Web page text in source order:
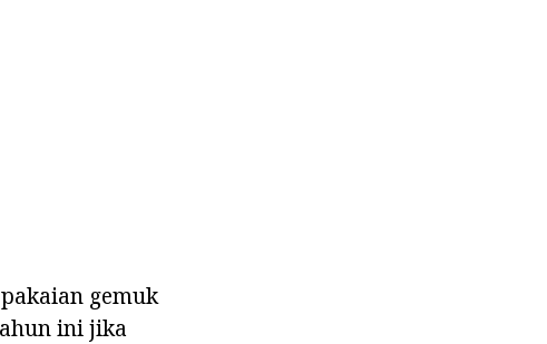
gemuk
ini jika